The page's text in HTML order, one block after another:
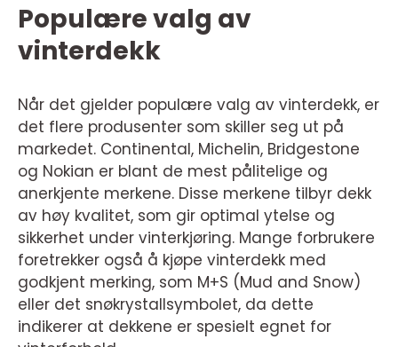
Populære valg av
vinterdekk
Når det gjelder populære valg av vinterdekk, er
det flere produsenter som skiller seg ut på
markedet. Continental, Michelin, Bridgestone
og Nokian er blant de mest pålitelige og
anerkjente merkene. Disse merkene tilbyr dekk
av høy kvalitet, som gir optimal ytelse og
sikkerhet under vinterkjøring. Mange forbrukere
foretrekker også å kjøpe vinterdekk med
godkjent merking, som M+S (Mud and Snow)
eller det snøkrystallsymbolet, da dette
indikerer at dekkene er spesielt egnet for